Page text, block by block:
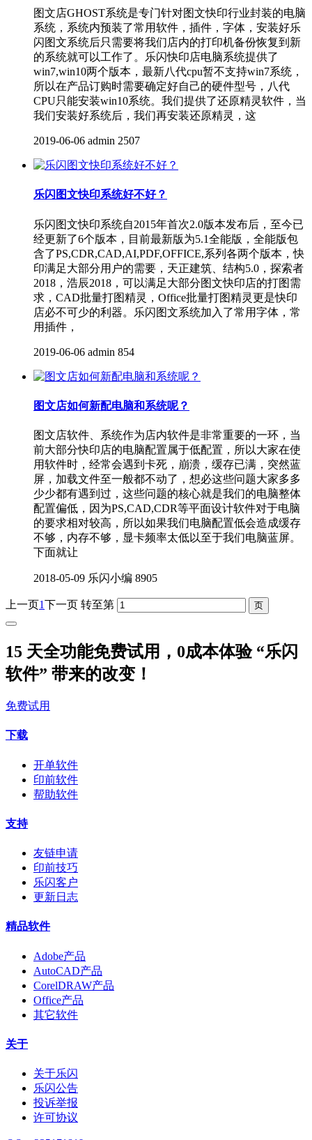
图文店GHOST系统是专门针对图文快印行业封装的电脑
系统，系统内预装了常用软件，插件，字体，安装好乐
闪图文系统后只需要将我们店内的打印机备份恢复到新
的系统就可以工作了。乐闪快印店电脑系统提供了
win7,win10两个版本，最新八代cpu暂不支持win7系统，
所以在产品订购时需要确定好自己的硬件型号，八代
CPU只能安装win10系统。我们提供了还原精灵软件，当
我们安装好系统后，我们再安装还原精灵，这
2019-06-06 admin 2507
乐闪图文快印系统好不好？
乐闪图文快印系统自2015年首次2.0版本发布后，至今已
经更新了6个版本，目前最新版为5.1全能版，全能版包
含了PS,CDR,CAD,AI,PDF,OFFICE,系列各两个版本，快
印满足大部分用户的需要，天正建筑、结构5.0，探索者
2018，浩辰2018，可以满足大部分图文快印店的打图需
求，CAD批量打图精灵，Office批量打图精灵更是快印
店必不可少的利器。乐闪图文系统加入了常用字体，常
用插件，
2019-06-06 admin 854
图文店如何新配电脑和系统呢？
图文店软件、系统作为店内软件是非常重要的一环，当
前大部分快印店的电脑配置属于低配置，所以大家在使
用软件时，经常会遇到卡死，崩溃，缓存已满，突然蓝
屏，加载文件至一般都不动了，想必这些问题大家多多
少少都有遇到过，这些问题的核心就是我们的电脑整体
配置偏低，因为PS,CAD,CDR等平面设计软件对于电脑
的要求相对较高，所以如果我们电脑配置低会造成缓存
不够，内存不够，显卡频率太低以至于我们电脑蓝屏。
下面就让
2018-05-09 乐闪小编 8905
上一页1下一页 转至第
15 天全功能免费试用，0成本体验 “乐闪
软件” 带来的改变！
免费试用
下载
开单软件
印前软件
帮助软件
支持
友链申请
印前技巧
乐闪客户
更新日志
精品软件
Adobe产品
AutoCAD产品
CorelDRAW产品
Office产品
其它软件
关于
关于乐闪
乐闪公告
投诉举报
许可协议